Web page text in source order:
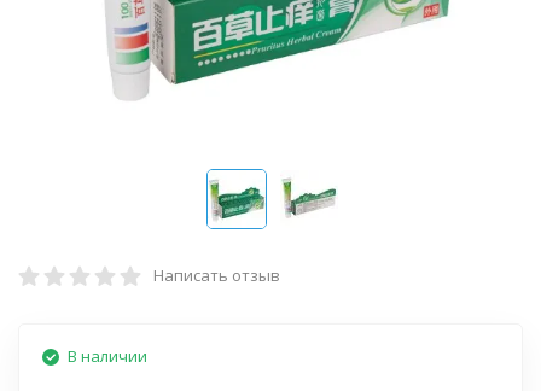
Написать отзыв
В наличии